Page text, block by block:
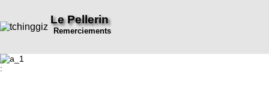
Le Pellerin
Remerciements
: